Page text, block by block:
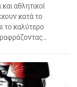
αθλητικοί
κατά το
το καλύτερο